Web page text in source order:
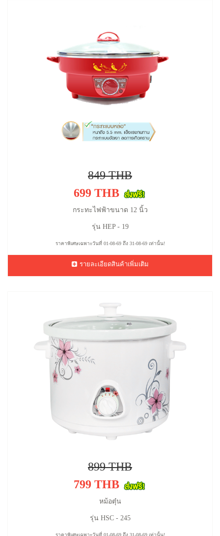
849 THB
699 THB
กระทะไฟฟ้าขนาด 12 นิ้ว
รุ่น HEP - 19
ราคาพิเศษเฉพาะวันที่ 01-08-69 ถึง 31-08-69 เท่านั้น!
รายละเอียดสินค้าเพิ่มเติม
899 THB
799 THB
หม้อตุ๋น
รุ่น HSC - 245